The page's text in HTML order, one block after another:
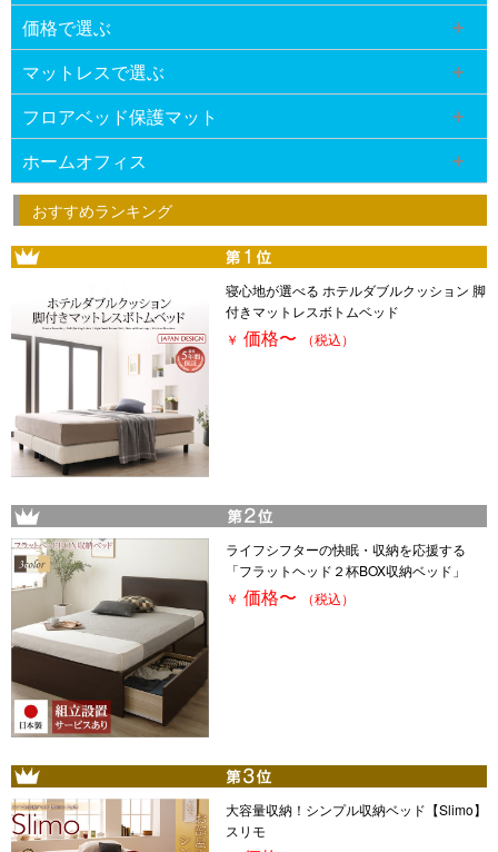
価格で選ぶ
マットレスで選ぶ
フロアベッド保護マット
ホームオフィス
おすすめランキング
寝心地が選べる ホテルダブルクッション 脚
付きマットレスボトムベッド
￥ 価格〜 （税込）
ライフシフターの快眠・収納を応援する
「フラットヘッド２杯BOX収納ベッド」
￥ 価格〜 （税込）
大容量収納！シンプル収納ベッド【Slimo】
スリモ